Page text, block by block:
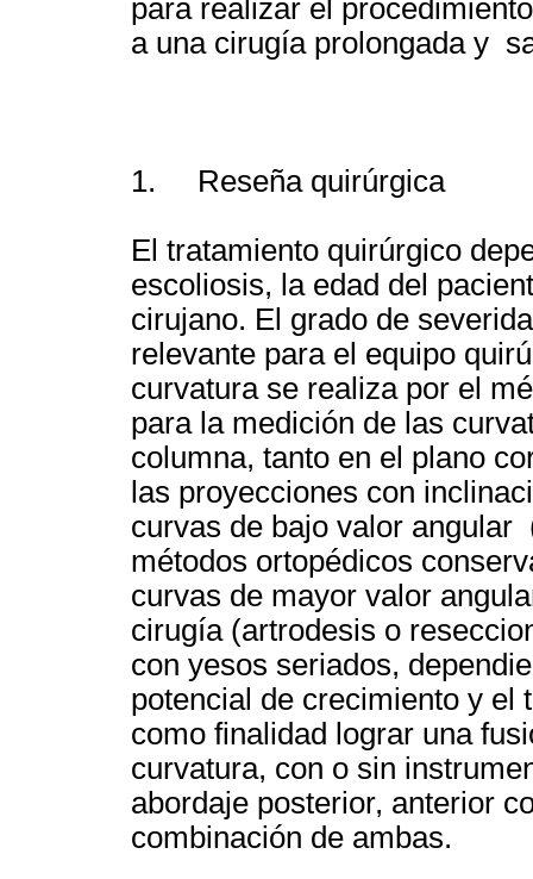
para realizar el
a una cirugía prolongada y
1. Reseña quirúrgica
El tratamiento quirúrgico
escoliosis, la edad del
cirujano. El grado de
relevante para el equipo
curvatura se realiza por el
para la medición de las
columna, tanto en el plano
las proyecciones con
curvas de bajo valor angular
métodos ortopédicos
curvas de mayor valor
cirugía (artrodesis o
con yesos seriados,
potencial de crecimiento y el
como finalidad lograr una
curvatura, con o sin
abordaje posterior, anterior
combinación de ambas.